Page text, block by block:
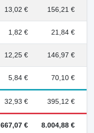
13,02 € 156,21 €
1,82 € 21,84 €
12,25 € 146,97 €
5,84 € 70,10 €
32,93 € 395,12 €
667,07 € 8.004,88 €